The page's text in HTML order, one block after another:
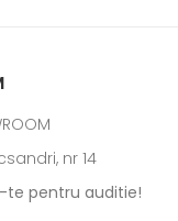
nr 14
te pentru auditie!